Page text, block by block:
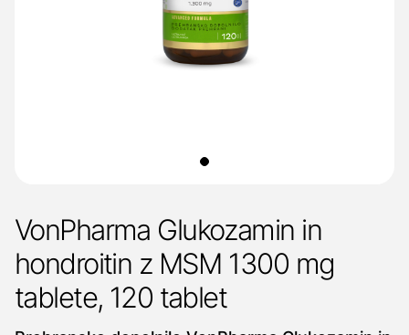
VonPharma Glukozamin in
hondroitin z MSM 1300 mg
tablete, 120 tablet